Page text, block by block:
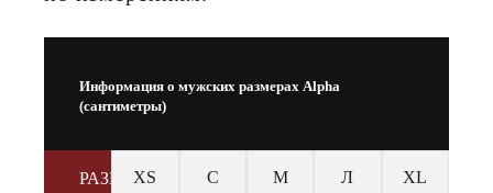
Информация о мужских размерах Alpha
(сантиметры)
РАЗМЕРXS С М Л XL